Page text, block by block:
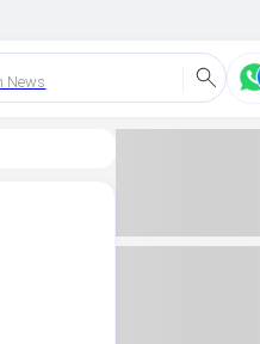
News